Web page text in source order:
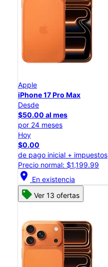
Apple
iPhone 17 Pro Max
Desde
$50.00 al mes
por 24 meses
Hoy
$0.00
de pago inicial + impuestos
Precio normal: $1,199.99
location_on En existencia
Ver 13 ofertas